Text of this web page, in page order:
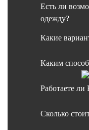
Есть ли
одежду?
Какие
Каким
Работаете
Сколько